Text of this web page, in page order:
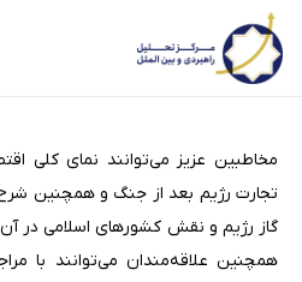
مخاطبین عزیز می‌توانند نمای کلی
تجارت رژیم بعد از جنگ و همچنین
گاز رژیم و نقش کشورهای اسلامی در
همچنین علاقه‌مندان می‌توانند با